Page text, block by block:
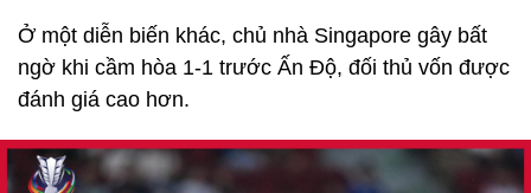
Ở một diễn biến khác, chủ nhà Singapore gây bất
ngờ khi cầm hòa 1-1 trước Ấn Độ, đối thủ vốn được
đánh giá cao hơn.